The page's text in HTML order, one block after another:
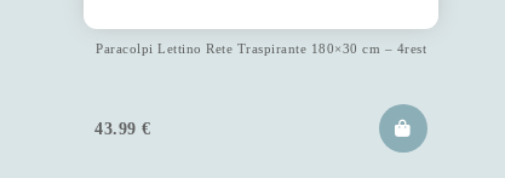
Paracolpi Lettino Rete Traspirante 180×30 cm – 4rest
43.99 €